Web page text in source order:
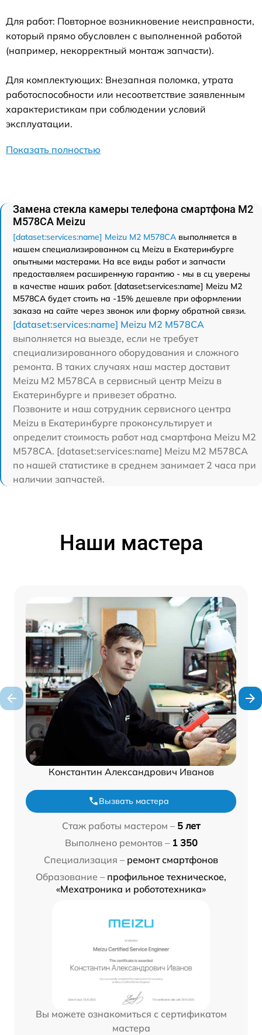
Для работ: Повторное возникновение неисправности,
который прямо обусловлен с выполненной работой
(например, некорректный монтаж запчасти).
Для комплектующих: Внезапная поломка, утрата
работоспособности или несоответствие заявленным
характеристикам при соблюдении условий
эксплуатации.
Показать полностью
Замена стекла камеры телефона смартфона M2
M578CA Meizu
[dataset:services:name] Meizu M2 M578CA выполняется в
нашем специализированном сц Meizu в Екатеринбурге
опытными мастерами. На все виды работ и запчасти
предоставляем расширенную гарантию - мы в сц уверены
в качестве наших работ. [dataset:services:name] Meizu M2
M578CA будет стоить на -15% дешевле при оформлении
заказа на сайте через звонок или форму обратной связи.
[dataset:services:name] Meizu M2 M578CA
выполняется на выезде, если не требует
специализированного оборудования и сложного
ремонта. В таких случаях наш мастер доставит
Meizu M2 M578CA в сервисный центр Meizu в
Екатеринбурге и привезет обратно.
Позвоните и наш сотрудник сервисного центра
Meizu в Екатеринбурге проконсультирует и
определит стоимость работ над смартфона Meizu M2
M578CA. [dataset:services:name] Meizu M2 M578CA
по нашей статистике в среднем занимает 2 часа при
наличии запчастей.
Наши мастера
Константин Александрович Иванов
Вызвать мастера
Стаж работы мастером – 5 лет
Выполнено ремонтов – 1 350
Специализация – ремонт смартфонов
Образование – профильное техническое,
«Мехатроника и робототехника»
Вы можете ознакомиться с сертификатом
мастера